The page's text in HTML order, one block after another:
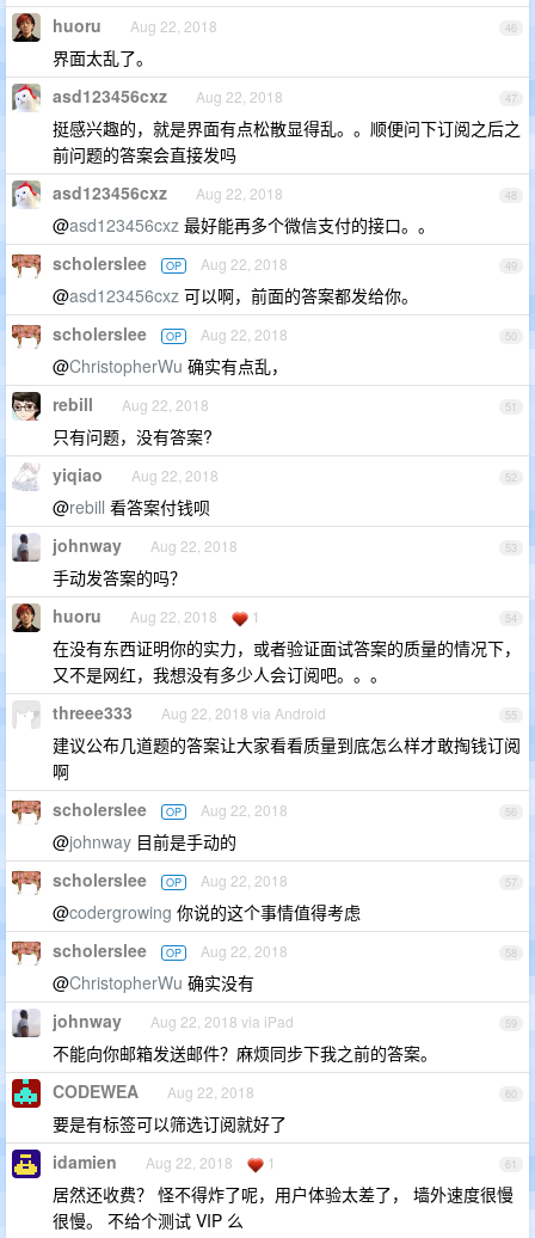
46
huoru Aug 22, 2018
界面太乱了。
47
asd123456cxz Aug 22, 2018
挺感兴趣的，就是界面有点松散显得乱。。顺便问下订阅之后之
前问题的答案会直接发吗
48
asd123456cxz Aug 22, 2018
@asd123456cxz 最好能再多个微信支付的接口。。
49
scholerslee OP Aug 22, 2018
@asd123456cxz 可以啊，前面的答案都发给你。
50
scholerslee OP Aug 22, 2018
@ChristopherWu 确实有点乱，
51
rebill Aug 22, 2018
只有问题，没有答案?
52
yiqiao Aug 22, 2018
@rebill 看答案付钱呗
53
johnway Aug 22, 2018
手动发答案的吗？
54
huoru Aug 22, 2018 1
在没有东西证明你的实力，或者验证面试答案的质量的情况下，
又不是网红，我想没有多少人会订阅吧。。。
55
threee333 Aug 22, 2018 via Android
建议公布几道题的答案让大家看看质量到底怎么样才敢掏钱订阅
啊
56
scholerslee OP Aug 22, 2018
@johnway 目前是手动的
57
scholerslee OP Aug 22, 2018
@codergrowing 你说的这个事情值得考虑
58
scholerslee OP Aug 22, 2018
@ChristopherWu 确实没有
59
johnway Aug 22, 2018 via iPad
不能向你邮箱发送邮件？麻烦同步下我之前的答案。
60
CODEWEA Aug 22, 2018
要是有标签可以筛选订阅就好了
61
idamien Aug 22, 2018 1
居然还收费？ 怪不得炸了呢，用户体验太差了， 墙外速度很慢
很慢。 不给个测试 VIP 么